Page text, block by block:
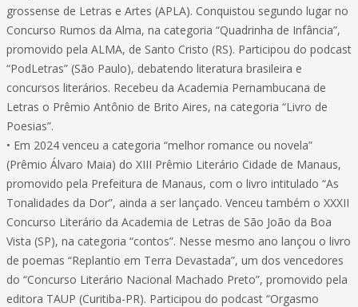
grossense de Letras e Artes (APLA). Conquistou segundo lugar no
Concurso Rumos da Alma, na categoria “Quadrinha de Infância”,
promovido pela ALMA, de Santo Cristo (RS). Participou do podcast
“PodLetras” (São Paulo), debatendo literatura brasileira e
concursos literários. Recebeu da Academia Pernambucana de
Letras o Prêmio Antônio de Brito Aires, na categoria “Livro de
Poesias”.
• Em 2024 venceu a categoria “melhor romance ou novela”
(Prêmio Álvaro Maia) do XIII Prêmio Literário Cidade de Manaus,
promovido pela Prefeitura de Manaus, com o livro intitulado “As
Tonalidades da Dor”, ainda a ser lançado. Venceu também o XXXII
Concurso Literário da Academia de Letras de São João da Boa
Vista (SP), na categoria “contos”. Nesse mesmo ano lançou o livro
de poemas “Replantio em Terra Devastada”, um dos vencedores
do “Concurso Literário Nacional Machado Preto”, promovido pela
editora TAUP (Curitiba-PR). Participou do podcast “Orgasmo